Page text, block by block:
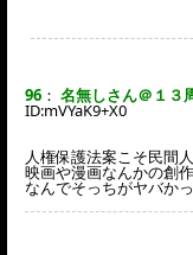
96 ： 名無しさん＠１３
ID:mVYaK9+X0
人権保護法案こそ民間
映画や漫画なんかの創
なんでそっちがヤバか